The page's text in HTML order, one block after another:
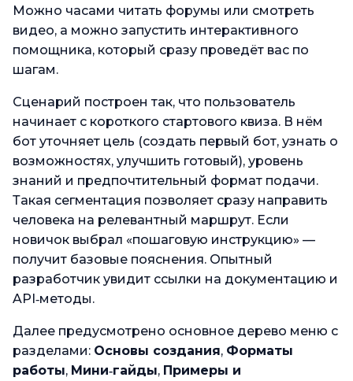
Можно часами читать форумы или смотреть
видео, а можно запустить интерактивного
помощника, который сразу проведёт вас по
шагам.
Сценарий построен так, что пользователь
начинает с короткого стартового квиза. В нём
бот уточняет цель (создать первый бот, узнать о
возможностях, улучшить готовый), уровень
знаний и предпочтительный формат подачи.
Такая сегментация позволяет сразу направить
человека на релевантный маршрут. Если
новичок выбрал «пошаговую инструкцию» —
получит базовые пояснения. Опытный
разработчик увидит ссылки на документацию и
API‑методы.
Далее предусмотрено основное дерево меню с
разделами: Основы создания, Форматы
работы, Мини‑гайды, Примеры и